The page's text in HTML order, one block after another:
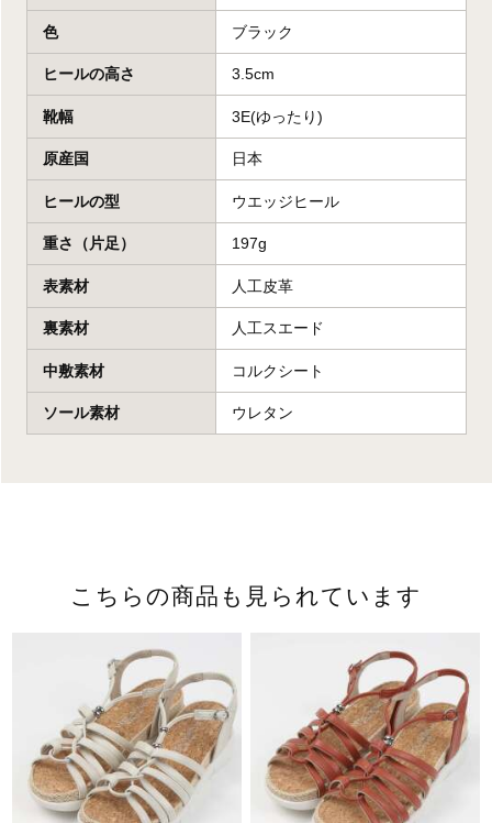
色 ブラック
ヒールの高さ 3.5cm
靴幅 3E(ゆったり)
原産国 日本
ヒールの型 ウエッジヒール
重さ（片足） 197g
表素材 人工皮革
裏素材 人工スエード
中敷素材 コルクシート
ソール素材 ウレタン
こちらの商品も見られています